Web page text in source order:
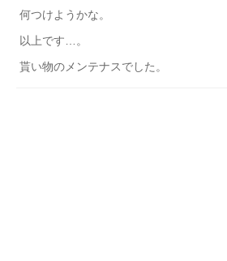
何つけようかな。
以上です…。
貰い物のメンテナスでした。